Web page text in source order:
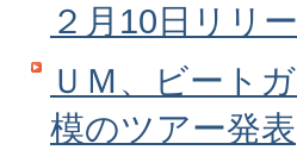
２月10日リリ
ＵＭ、ビート
模のツアー発表